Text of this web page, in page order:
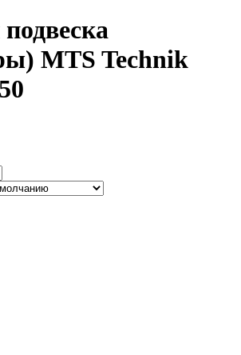
MTS Technik